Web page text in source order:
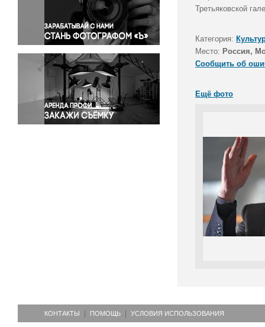
Правосудие
Происшествия и конфликты
Религия
Светская жизнь
Спорт
Экология
Экономика и бизнес
Третьяковской
Категория:
Место: Россия,
Сообщить об
Ещё фото
КОНТАКТЫ ПОМОЩЬ УСЛОВИЯ ИСПОЛЬЗОВАНИЯ